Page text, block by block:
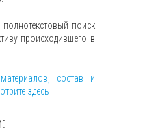
поиск
происходившего в
состав и
здесь